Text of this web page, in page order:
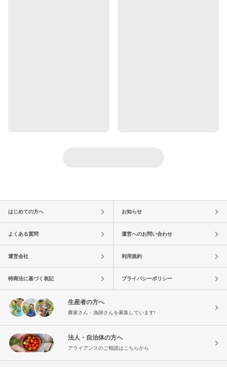
はじめての方へ お知らせ
よくある質問 運営へのお問い合わせ
運営会社 利用規約
特商法に基づく表記 プライバシーポリシー
生産者の方へ
農家さん・漁師さんを募集しています!
法人・自治体の方へ
アライアンスのご相談はこちらから